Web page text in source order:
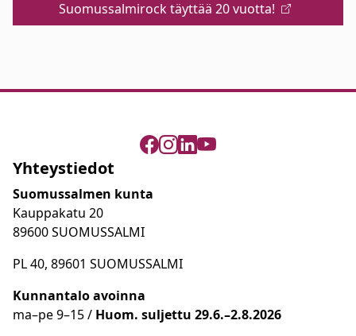
Suomussalmirock täyttää 20 vuotta!
Yhteystiedot
Suomussalmen kunta
Kauppakatu 20
89600 SUOMUSSALMI
PL 40, 89601 SUOMUSSALMI
Kunnantalo avoinna
ma–pe 9–15 / Huom. suljettu 29.6.–2.8.2026